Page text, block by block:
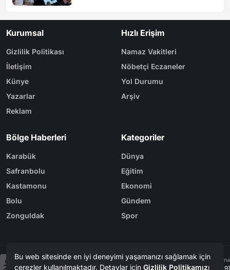
Kurumsal
Gizlilik Politikası
İletişim
Künye
Yazarlar
Reklam
Hızlı Erişim
Namaz Vakitleri
Nöbetçi Eczaneler
Yol Durumu
Arşiv
Bölge Haberleri
Karabük
Safranbolu
Kastamonu
Bolu
Zonguldak
Kategoriler
Dünya
Eğitim
Ekonomi
Gündem
Spor
Tasarım & Yazılım
KeremER
Tema
Mevzu² [v1.3.9]
Bu web sitesinde en iyi deneyimi yaşamanızı sağlamak için
çerezler kullanılmaktadır. Detaylar için Gizlilik Politikamızı